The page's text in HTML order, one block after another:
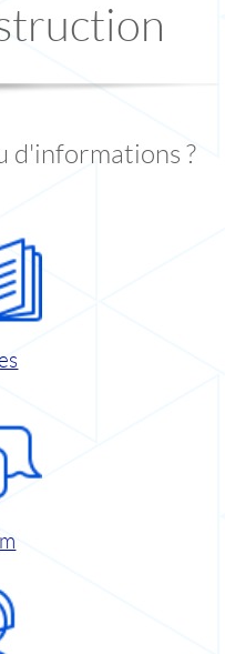
d'informations ?